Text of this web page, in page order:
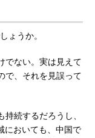
ょうか。
でない。実は見えて
で、それを見誤って
続するだろうし、
においても、中国で